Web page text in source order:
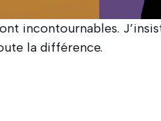
incontournables.
la différence.